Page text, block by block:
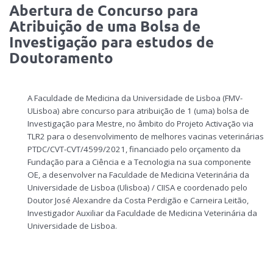
Abertura de Concurso para
Atribuição de uma Bolsa de
Investigação para estudos de
Doutoramento
A Faculdade de Medicina da Universidade de Lisboa (FMV-
ULisboa) abre concurso para atribuição de 1 (uma) bolsa de
Investigação para Mestre, no âmbito do Projeto Activação via
TLR2 para o desenvolvimento de melhores vacinas veterinárias
PTDC/CVT-CVT/4599/2021, financiado pelo orçamento da
Fundação para a Ciência e a Tecnologia na sua componente
OE, a desenvolver na Faculdade de Medicina Veterinária da
Universidade de Lisboa (Ulisboa) / CIISA e coordenado pelo
Doutor José Alexandre da Costa Perdigão e Carneira Leitão,
Investigador Auxiliar da Faculdade de Medicina Veterinária da
Universidade de Lisboa.